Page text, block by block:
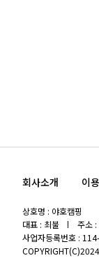
회사소개 이
상호명 : 야호캠핑
대표 : 최불
주소
사업자등록번호 :